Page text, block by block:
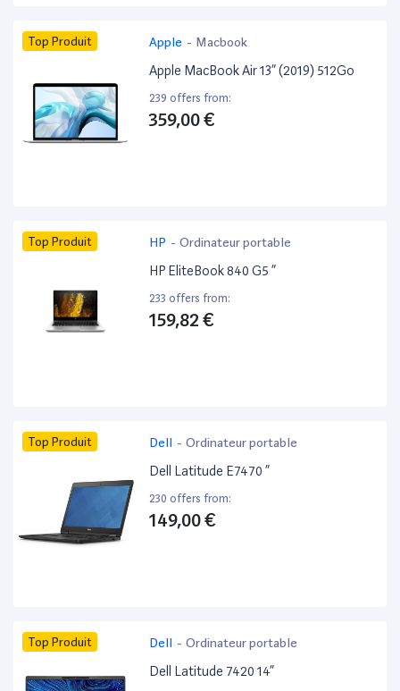
Top Produit Apple - Macbook
Apple MacBook Air 13” (2019) 512Go
239 offers from:
359,00 €
Top Produit HP - Ordinateur portable
HP EliteBook 840 G5 ”
233 offers from:
159,82 €
Top Produit Dell - Ordinateur portable
Dell Latitude E7470 ”
230 offers from:
149,00 €
Top Produit Dell - Ordinateur portable
Dell Latitude 7420 14”